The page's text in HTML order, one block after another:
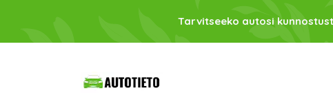
Tarvitseeko autosi